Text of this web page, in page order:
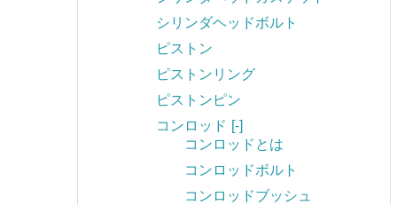
シリンダヘッドボルト
ピストン
ピストンリング
ピストンピン
コンロッド [-]
コンロッドとは
コンロッドボルト
コンロッドブッシュ